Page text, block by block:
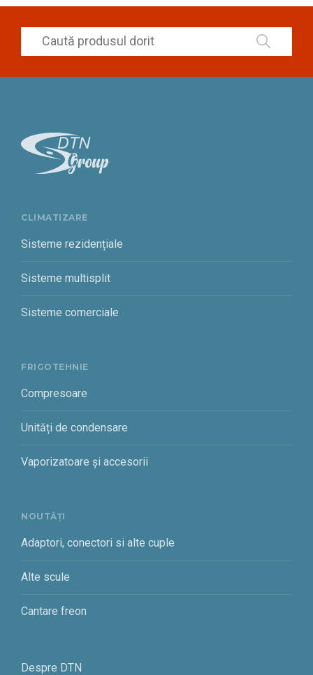
CLIMATIZARE
Sisteme rezidențiale
Sisteme multisplit
Sisteme comerciale
FRIGOTEHNIE
Compresoare
Unități de condensare
Vaporizatoare și accesorii
NOUTĂȚI
Adaptori, conectori si alte cuple
Alte scule
Cantare freon
Despre DTN